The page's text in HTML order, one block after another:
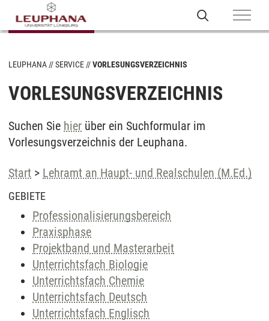
LEUPHANA SERVICE VORLESUNGSVERZEICHNIS
VORLESUNGSVERZEICHNIS
Suchen Sie hier über ein Suchformular im
Vorlesungsverzeichnis der Leuphana.
Start > Lehramt an Haupt- und Realschulen (M.Ed.)
GEBIETE
Professionalisierungsbereich
Praxisphase
Projektband und Masterarbeit
Unterrichtsfach Biologie
Unterrichtsfach Chemie
Unterrichtsfach Deutsch
Unterrichtsfach Englisch